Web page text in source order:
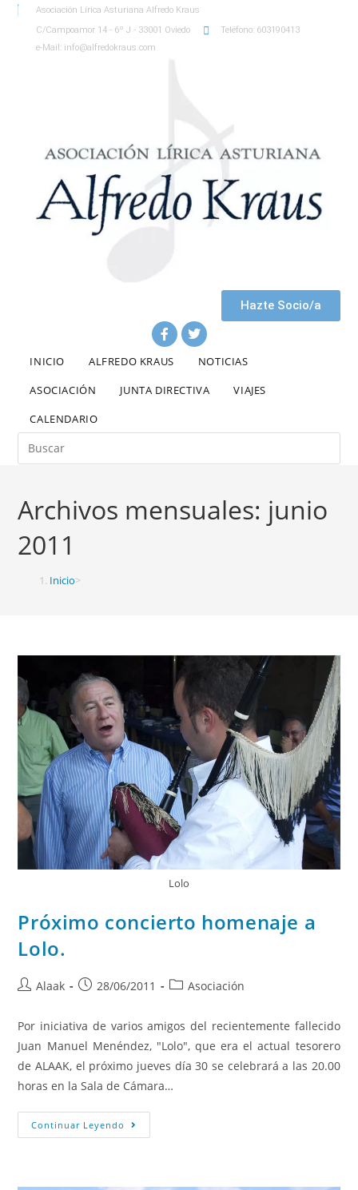
Asociación Lírica Asturiana Alfredo Kraus
C/Campoamor 14 - 6º J - 33001 Oviedo
Teléfono: 603190413
e-Mail: info@alfredokraus.com
Hazte Socio/a
INICIO ALFREDO KRAUS
NOTICIAS
ASOCIACIÓN
JUNTA DIRECTIVA
VIAJES
CALENDARIO
Archivos mensuales: junio
2011
Inicio>
Lolo
Próximo concierto homenaje a
Lolo.
Alaak 28/06/2011 Asociación
Por iniciativa de varios amigos del recientemente fallecido
Juan Manuel Menéndez, "Lolo", que era el actual tesorero
de ALAAK, el próximo jueves día 30 se celebrará a las 20.00
horas en la Sala de Cámara…
Continuar Leyendo